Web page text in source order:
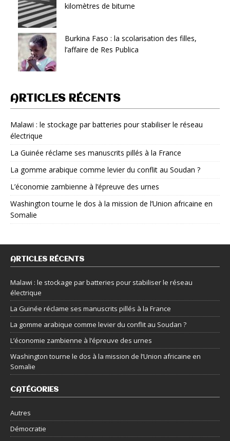
kilomètres de bitume
Burkina Faso : la scolarisation des filles,
l’affaire de Res Publica
ARTICLES RÉCENTS
Malawi : le stockage par batteries pour stabiliser le réseau
électrique
La Guinée réclame ses manuscrits pillés à la France
La gomme arabique comme levier du conflit au Soudan ?
L’économie zambienne à l’épreuve des urnes
Washington tourne le dos à la mission de l’Union africaine en
Somalie
ARTICLES RÉCENTS
Malawi : le stockage par batteries pour stabiliser le réseau
électrique
La Guinée réclame ses manuscrits pillés à la France
La gomme arabique comme levier du conflit au Soudan ?
L’économie zambienne à l’épreuve des urnes
Washington tourne le dos à la mission de l’Union africaine en
Somalie
CATÉGORIES
Autres
Démocratie